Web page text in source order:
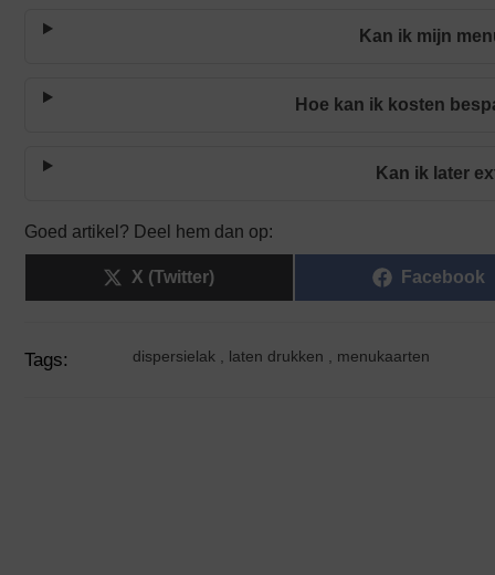
Kan ik mijn
Hoe kan ik kosten
Kan ik later
Goed artikel? Deel hem dan op:
X (Twitter) Facebook
Tags: dispersielak laten drukken menukaarten